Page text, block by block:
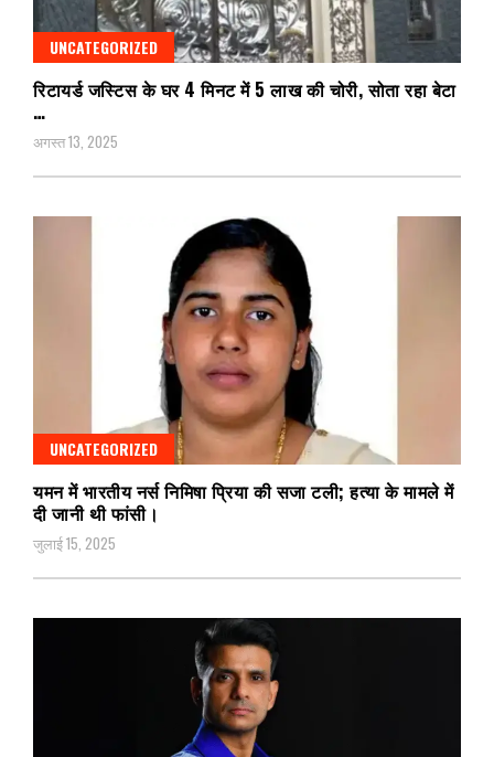
UNCATEGORIZED
रिटायर्ड जस्टिस के घर 4 मिनट में 5 लाख की चोरी, सोता रहा बेटा
…
अगस्त 13, 2025
UNCATEGORIZED
यमन में भारतीय नर्स निमिषा प्रिया की सजा टली; हत्या के मामले में
दी जानी थी फांसी।
जुलाई 15, 2025